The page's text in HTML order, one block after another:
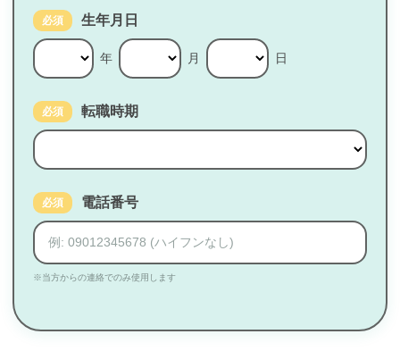
必須 生年月日
年 月 日
必須 転職時期
必須 電話番号
※当方からの連絡でのみ使用します